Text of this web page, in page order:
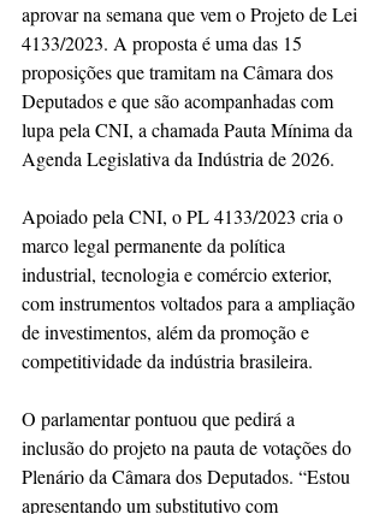
aprovar na semana que vem o Projeto de Lei
4133/2023. A proposta é uma das 15
proposições que tramitam na Câmara dos
Deputados e que são acompanhadas com
lupa pela CNI, a chamada Pauta Mínima da
Agenda Legislativa da Indústria de 2026.
Apoiado pela CNI, o PL 4133/2023 cria o
marco legal permanente da política
industrial, tecnologia e comércio exterior,
com instrumentos voltados para a ampliação
de investimentos, além da promoção e
competitividade da indústria brasileira.
O parlamentar pontuou que pedirá a
inclusão do projeto na pauta de votações do
Plenário da Câmara dos Deputados. “Estou
apresentando um substitutivo com